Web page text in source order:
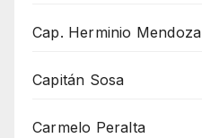
Cap. Herminio Mendoza
Capitán Sosa
Carmelo Peralta